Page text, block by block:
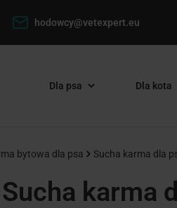
hodowcy@vetexpert.eu
Dla psa Dla kota
bytowa dla psa Sucha karma dla
Sucha karma